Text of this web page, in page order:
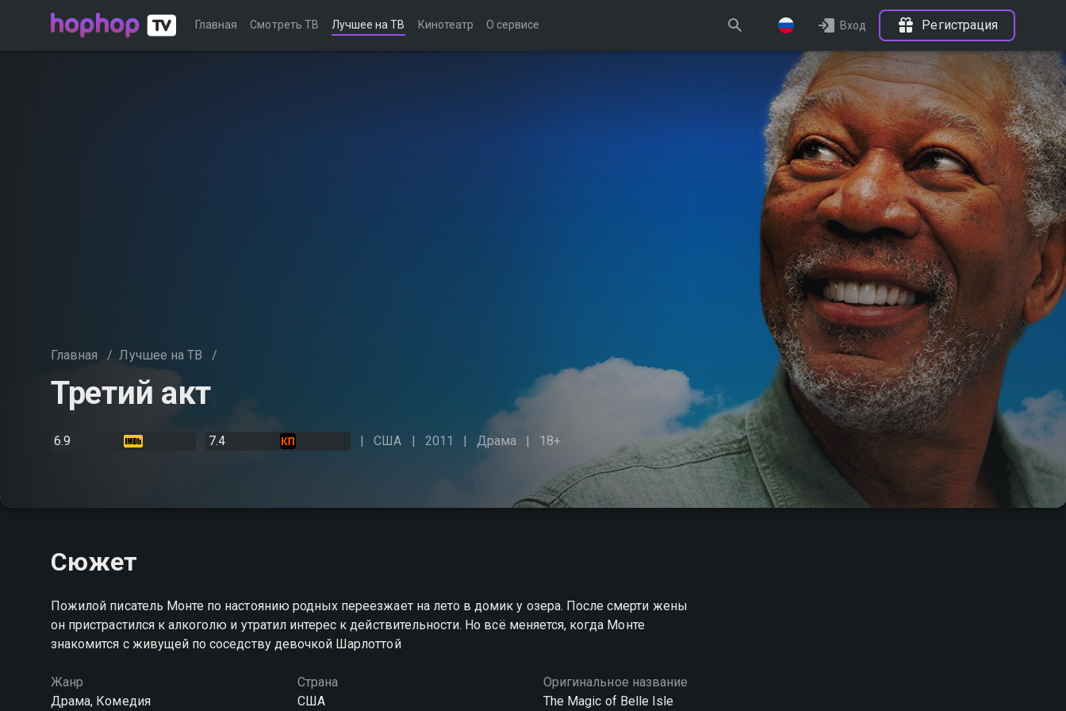
Главная Смотреть ТВ Лучшее на ТВ Кинотеатр О сервисе Вход Регистрация
Главная / Лучшее на ТВ /
Третий акт
6.9 7.4 США 2011 Драма 18+
Сюжет
Пожилой писатель Монте по настоянию родных переезжает на лето в домик у озера. После смерти жены
он пристрастился к алкоголю и утратил интерес к действительности. Но всё меняется, когда Монте
знакомится с живущей по соседству девочкой Шарлоттой
Жанр
Драма, Комедия
Страна
США
Оригинальное название
The Magic of Belle Isle